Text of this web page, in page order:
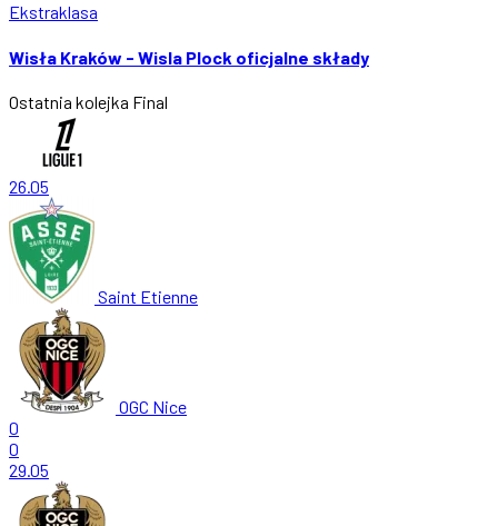
Ekstraklasa
Wisła Kraków - Wisla Plock oficjalne składy
Ostatnia kolejka Final
26.05
Saint Etienne
OGC Nice
0
0
29.05